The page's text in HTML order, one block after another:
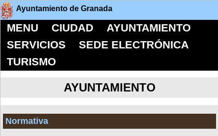
Ayuntamiento de Granada
MENU CIUDAD
AYUNTAMIENTO
SERVICIOS
SEDE ELECTRÓNICA
TURISMO
AYUNTAMIENTO
Normativa